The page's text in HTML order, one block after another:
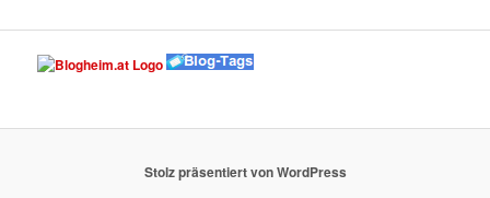
Stolz präsentiert von WordPress